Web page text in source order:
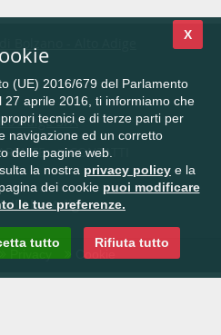
Adige SPA
CONTATTI
Adige
Cookie
X
(UE) 2016/679 del Parlamento
aprile 2016, ti informiamo che
tecnici e di terze parti per
navigazione ed un corretto
delle pagine web.
la nostra privacy policy e la
dei cookie puoi modificare
le tue preferenze.
tutto Rifiuta tutto